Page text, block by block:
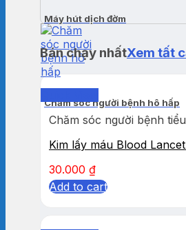
Máy hút dịch đờm
Chăm sóc người bệnh hô hấp
Bán chạy nhấtXem tất
Chăm sóc người bệnh
Kim lấy máu Blood
30.000 ₫
Add to cart